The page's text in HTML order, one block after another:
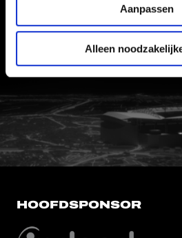
Aanpassen
Alleen
WERKEN BIJ
FC
HOOFDSPONSOR